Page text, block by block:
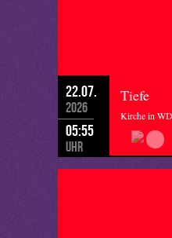
22.07.
2026
05:55
Uhr
Tiefe
Kirche in